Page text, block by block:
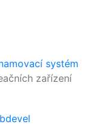
systém
zařízení